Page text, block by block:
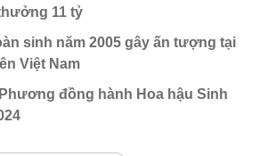
11 tỷ
sinh năm 2005 gây ấn tượng tại
Việt Nam
đồng hành Hoa hậu Sinh